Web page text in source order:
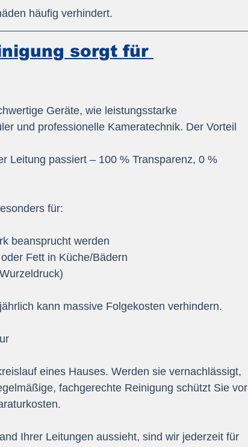
häufig verhindert.
sorgt für
Geräte, wie leistungsstarke
und professionelle Kameratechnik. Der Vorteil
Leitung passiert – 100 % Transparenz, 0 %
für:
beansprucht werden
Fett in Küche/Bädern
kann massive Folgekosten verhindern.
eines Hauses. Werden sie vernachlässigt,
fachgerechte Reinigung schützt Sie vor
Ihrer Leitungen aussieht, sind wir jederzeit für